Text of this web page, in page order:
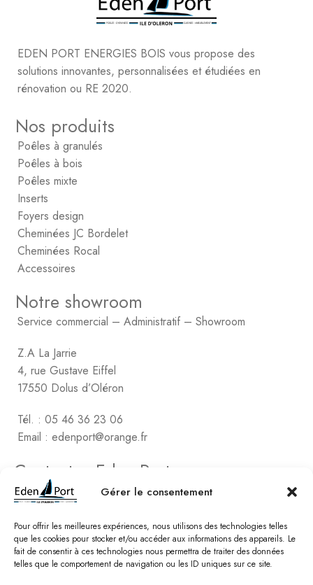
Gérer le consentement
Pour offrir les meilleures expériences, nous utilisons des technologies telles
que les cookies pour stocker et/ou accéder aux informations des appareils. Le
fait de consentir à ces technologies nous permettra de traiter des données
telles que le comportement de navigation ou les ID uniques sur ce site.
EDEN PORT ENERGIES BOIS vous propose des
solutions innovantes, personnalisées et étudiées en
rénovation ou RE 2020.
Nos produits
Poêles à granulés
Poêles à bois
Poêles mixte
Inserts
Foyers design
Cheminées JC Bordelet
Cheminées Rocal
Accessoires
Notre showroom
Service commercial – Administratif – Showroom
Z.A La Jarrie
4, rue Gustave Eiffel
17550 Dolus d’Oléron
Tél. : 05 46 36 23 06
Email : edenport@orange.fr
Contactez Eden Port
Comptabilité
2, rue de Vert-Bois – La Gaconnière
17480 le Château d’Oléon
Tél. : 05 46 47 78 16